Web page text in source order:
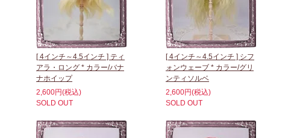
[ 4インチ～4.5インチ ] ティ
アラ・ロング * カラー/バナ
ナホイップ
2,600円(税込)
SOLD OUT
[ 4インチ～4.5インチ ] シフ
ォンウェーブ * カラー/グリ
ンティソルベ
2,600円(税込)
SOLD OUT